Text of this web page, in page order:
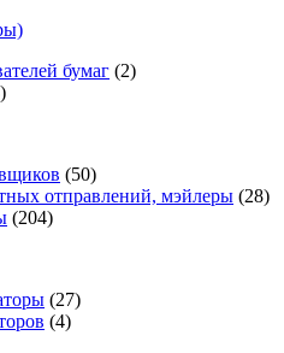
бумаг (2)
(50)
отправлений, мэйлеры (28)
(204)
(27)
(4)